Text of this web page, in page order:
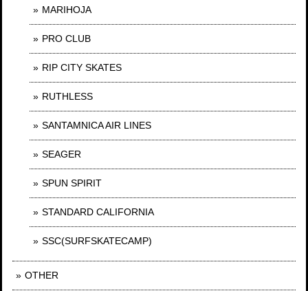
MARIHOJA
PRO CLUB
RIP CITY SKATES
RUTHLESS
SANTAMNICA AIR LINES
SEAGER
SPUN SPIRIT
STANDARD CALIFORNIA
SSC(SURFSKATECAMP)
OTHER